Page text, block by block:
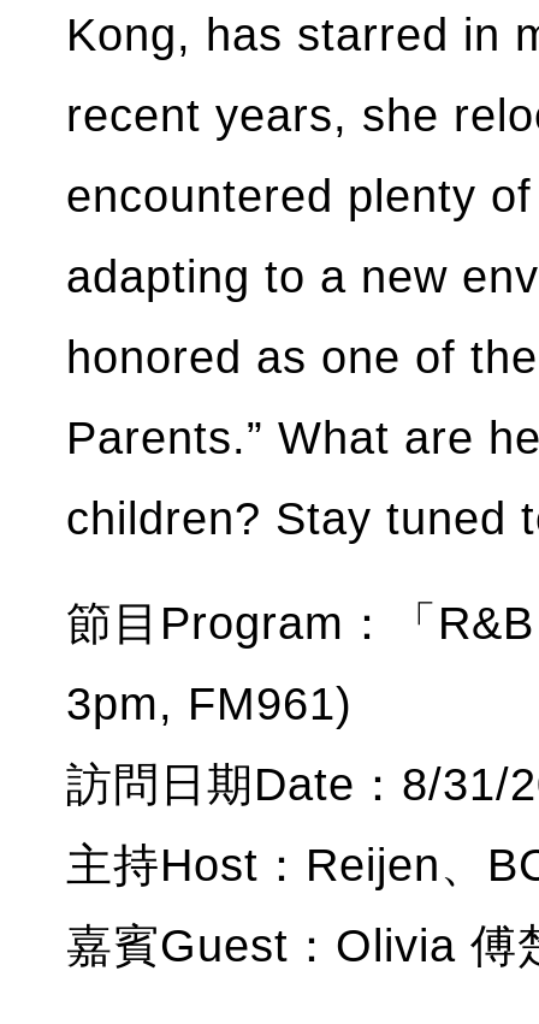
Kong, has starred in
recent years, she
encountered plenty
adapting to a new
honored as one of
Parents.” What are
children? Stay tuned
節目Program：「
3pm, FM961)
訪問日期Date：8/31/
主持Host：Reijen、
嘉賓Guest：Olivia 傅